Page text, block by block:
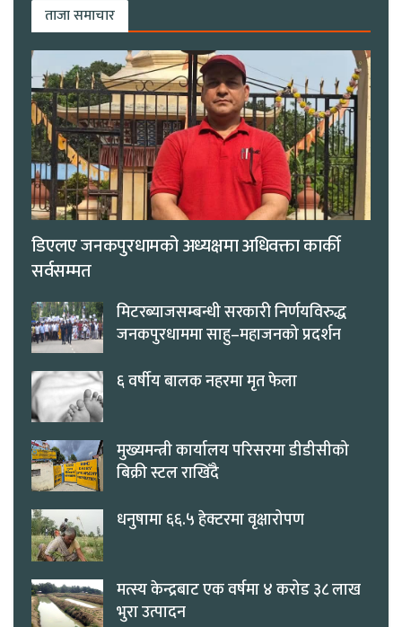
ताजा समाचार
डिएलए जनकपुरधामको अध्यक्षमा अधिवक्ता कार्की
सर्वसम्मत
मिटरब्याजसम्बन्धी सरकारी निर्णयविरुद्ध
जनकपुरधाममा साहु–महाजनको प्रदर्शन
६ वर्षीय बालक नहरमा मृत फेला
मुख्यमन्त्री कार्यालय परिसरमा डीडीसीको
बिक्री स्टल राखिँदै
धनुषामा ६६.५ हेक्टरमा वृक्षारोपण
मत्स्य केन्द्रबाट एक वर्षमा ४ करोड ३८ लाख
भुरा उत्पादन